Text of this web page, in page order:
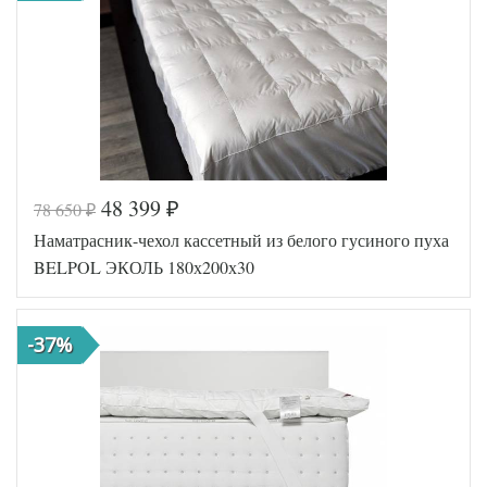
Код товара
577-021
Артикул
BP46701
0530980
1
Назначение
Топпер
наматрасника
Наполнитель
Производитель
Belpol
(Россия)
78 650₽ 48 399 ₽
Наматрасник-чехол кассетный из белого гусиного пуха
BELPOL ЭКОЛЬ 180х200х30
-37%